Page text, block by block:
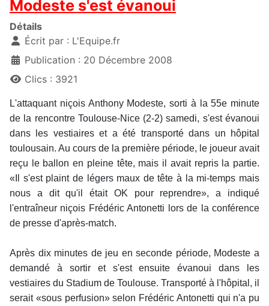
Modeste s'est évanoui
Détails
Écrit par : L'Equipe.fr
Publication : 20 Décembre 2008
Clics : 3921
L'attaquant niçois Anthony Modeste, sorti à la 55e minute
de la rencontre Toulouse-Nice (2-2) samedi, s'est évanoui
dans les vestiaires et a été transporté dans un hôpital
toulousain. Au cours de la première période, le joueur avait
reçu le ballon en pleine tête, mais il avait repris la partie.
«Il s'est plaint de légers maux de tête à la mi-temps mais
nous a dit qu'il était OK pour reprendre», a indiqué
l'entraîneur niçois Frédéric Antonetti lors de la conférence
de presse d'après-match.
Après dix minutes de jeu en seconde période, Modeste a
demandé à sortir et s'est ensuite évanoui dans les
vestiaires du Stadium de Toulouse. Transporté à l'hôpital, il
serait «sous perfusion» selon Frédéric Antonetti qui n'a pu